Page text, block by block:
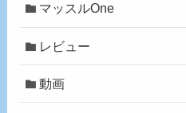
マッスルOne
レビュー
動画